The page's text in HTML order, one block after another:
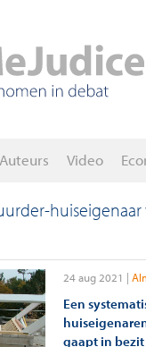
Auteurs Video
huiseigenaar
24 aug 2021
Een
gaapt in